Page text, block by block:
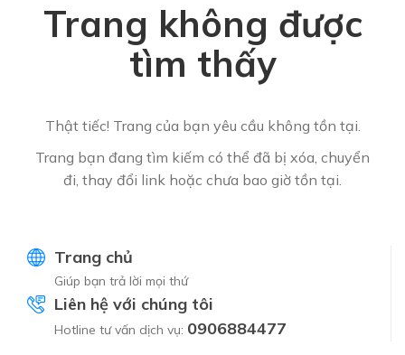
Trang không được
tìm thấy
Thật tiếc! Trang của bạn yêu cầu không tồn tại.
Trang bạn đang tìm kiếm có thể đã bị xóa, chuyển
đi, thay đổi link hoặc chưa bao giờ tồn tại.
Trang chủ
Giúp bạn trả lời mọi thứ
Liên hệ với chúng tôi
Hotline tư vấn dịch vụ: 0906884477